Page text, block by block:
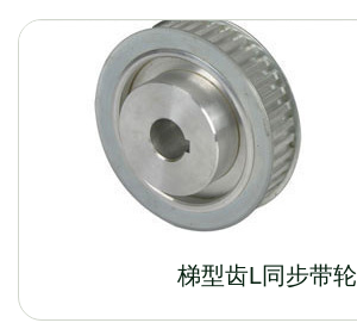
梯型齿L同步带轮